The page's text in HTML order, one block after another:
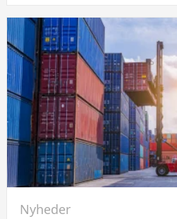
ikke
lade
op:
Se
her
hvordan
du
løser
problemet
Nyheder